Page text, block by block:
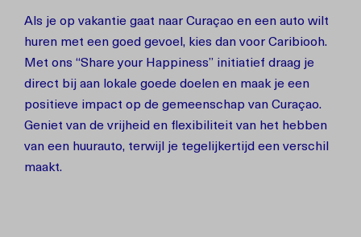
Als je op vakantie gaat naar Curaçao en een auto wilt
huren met een goed gevoel, kies dan voor Caribiooh.
Met ons “Share your Happiness” initiatief draag je
direct bij aan lokale goede doelen en maak je een
positieve impact op de gemeenschap van Curaçao.
Geniet van de vrijheid en flexibiliteit van het hebben
van een huurauto, terwijl je tegelijkertijd een verschil
maakt.